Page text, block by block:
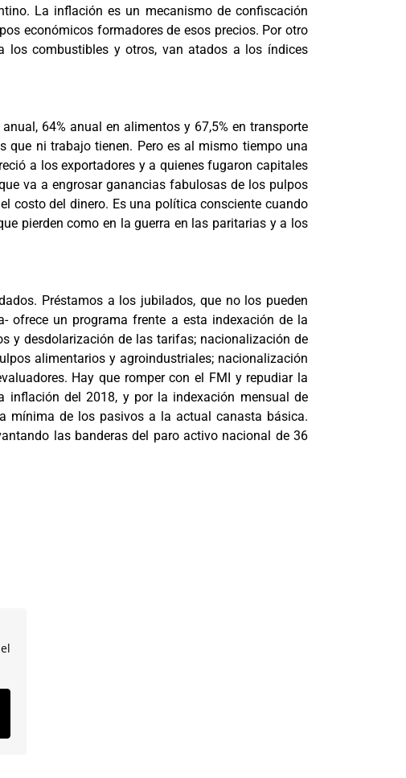
La inflación es un mecanismo de confiscación
económicos formadores de esos precios. Por otro
los combustibles y otros, van atados a los índices
64% anual en alimentos y 67,5% en transporte
que ni trabajo tienen. Pero es al mismo tiempo una
a los exportadores y a quienes fugaron capitales
va a engrosar ganancias fabulosas de los pulpos
costo del dinero. Es una política consciente cuando
pierden como en la guerra en las paritarias y a los
Préstamos a los jubilados, que no los pueden
ofrece un programa frente a esta indexación de la
y desdolarización de las tarifas; nacionalización de
alimentarios y agroindustriales; nacionalización
Hay que romper con el FMI y repudiar la
inflación del 2018, y por la indexación mensual de
mínima de los pasivos a la actual canasta básica.
las banderas del paro activo nacional de 36